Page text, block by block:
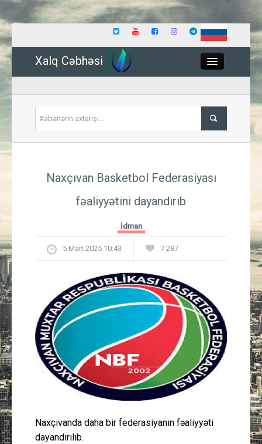
Xalq Cəbhəsi
İqtisadiyyat
Mədəniyyət
Müsahibə
İdman
Layihə
Gündəm
Naxçıvan Basketbol Federasiyası
fəaliyyətini dayandırıb
İdman
5 Mart 2025 10:43 7 287
Naxçıvanda daha bir federasiyanın fəaliyyəti
dayandırılıb.